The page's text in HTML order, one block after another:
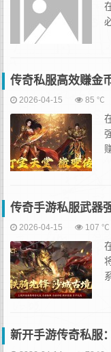
传奇私服高效赚金
2026-04-15 85 ℃
传奇手游私服武器
2026-04-15 107 ℃
新开手游传奇私服